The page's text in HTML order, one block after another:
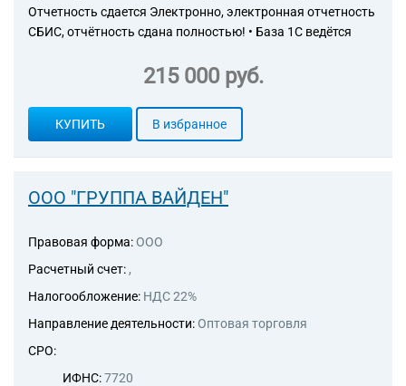
Отчетность сдается Электронно, электронная отчетность
СБИС, отчётность сдана полностью! • База 1С ведётся
215 000 руб.
КУПИТЬ В избранное
ООО "ГРУППА ВАЙДЕН"
Правовая форма: ООО
Расчетный счет: ,
Налогообложение: НДС 22%
Направление деятельности: Оптовая торговля
СРО:
ИФНС:7720